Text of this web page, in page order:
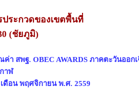
ประกวดของเขตพื้นที่
(ชัยภูมิ)
ค่า สพฐ. OBEC AWARDS ภาคตะวันออก
าฬ
ดือน พฤศจิกายน พ.ศ. 2559